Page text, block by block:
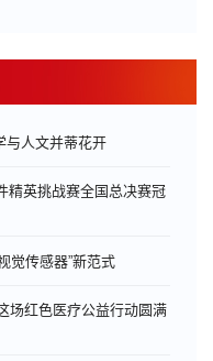
与人文并蒂花开
精英挑战赛全国总决赛冠
觉传感器”新范式
场红色医疗公益行动圆满